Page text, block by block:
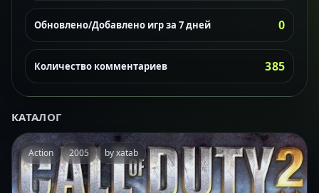
Обновлено/Добавлено игр за 7 дней 0
Количество комментариев 385
КАТАЛОГ
Action 2005 by xatab